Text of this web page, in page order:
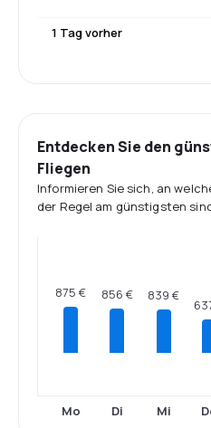
1 Tag vorher
Entdecken Sie den
Fliegen
Informieren Sie sich, an
der Regel am günstigsten
875 €
Mo
856 €
Di
839 €
Mi